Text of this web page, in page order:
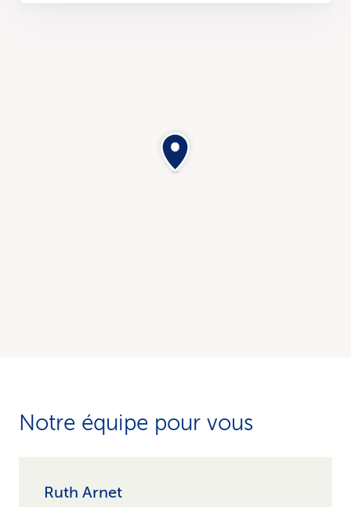
Notre équipe pour vous
Ruth Arnet